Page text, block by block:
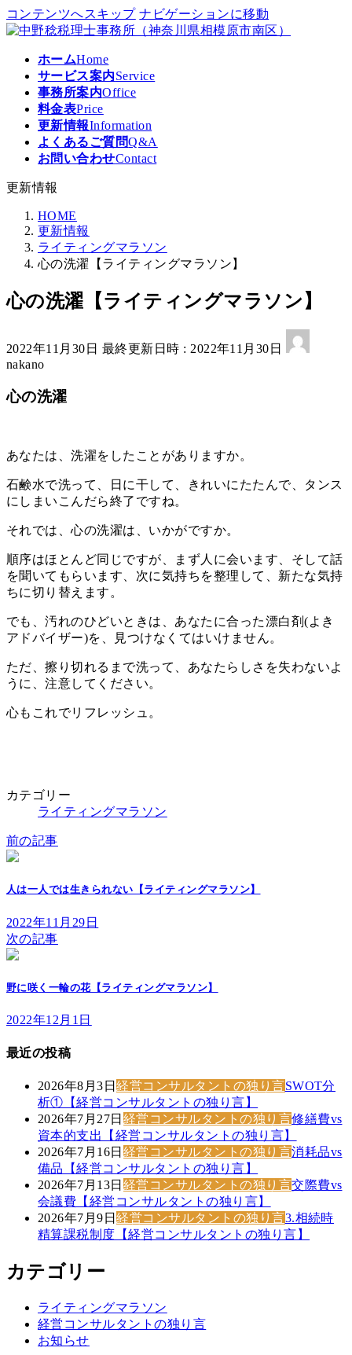
コンテンツへスキップ ナビゲーションに移動
ホームHome
サービス案内Service
事務所案内Office
料金表Price
更新情報Information
よくあるご質問Q&A
お問い合わせContact
更新情報
HOME
更新情報
ライティングマラソン
心の洗濯【ライティングマラソン】
心の洗濯【ライティングマラソン】
2022年11月30日 最終更新日時 : 2022年11月30日
nakano
心の洗濯
あなたは、洗濯をしたことがありますか。
石鹸水で洗って、日に干して、きれいにたたんで、タンス
にしまいこんだら終了ですね。
それでは、心の洗濯は、いかがですか。
順序はほとんど同じですが、まず人に会います、そして話
を聞いてもらいます、次に気持ちを整理して、新たな気持
ちに切り替えます。
でも、汚れのひどいときは、あなたに合った漂白剤(よき
アドバイザー)を、見つけなくてはいけません。
ただ、擦り切れるまで洗って、あなたらしさを失わないよ
うに、注意してください。
心もこれでリフレッシュ。
カテゴリー
ライティングマラソン
前の記事
人は一人では生きられない【ライティングマラソン】
2022年11月29日
次の記事
野に咲く一輪の花【ライティングマラソン】
2022年12月1日
最近の投稿
2026年8月3日経営コンサルタントの独り言SWOT分
析①【経営コンサルタントの独り言】
2026年7月27日 経営コンサルタントの独り言修繕費vs
資本的支出【経営コンサルタントの独り言】
2026年7月16日 経営コンサルタントの独り言消耗品vs
備品【経営コンサルタントの独り言】
2026年7月13日 経営コンサルタントの独り言交際費vs
会議費【経営コンサルタントの独り言】
2026年7月9日経営コンサルタントの独り言3.相続時
精算課税制度【経営コンサルタントの独り言】
カテゴリー
ライティングマラソン
経営コンサルタントの独り言
お知らせ